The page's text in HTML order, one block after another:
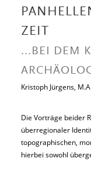
ZEIT
...BEI DEM
Kristoph Jürgens,
Die Vorträge beider
überregionaler
topographischen,
hierbei sowohl